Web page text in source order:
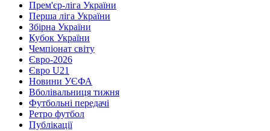
Прем'єр-ліга України
Перша ліга України
Збірна України
Кубок України
Чемпіонат світу
Євро-2026
Євро U21
Новини УЄФА
Вболівальниця тижня
Футбольні передачі
Ретро футбол
Публікації